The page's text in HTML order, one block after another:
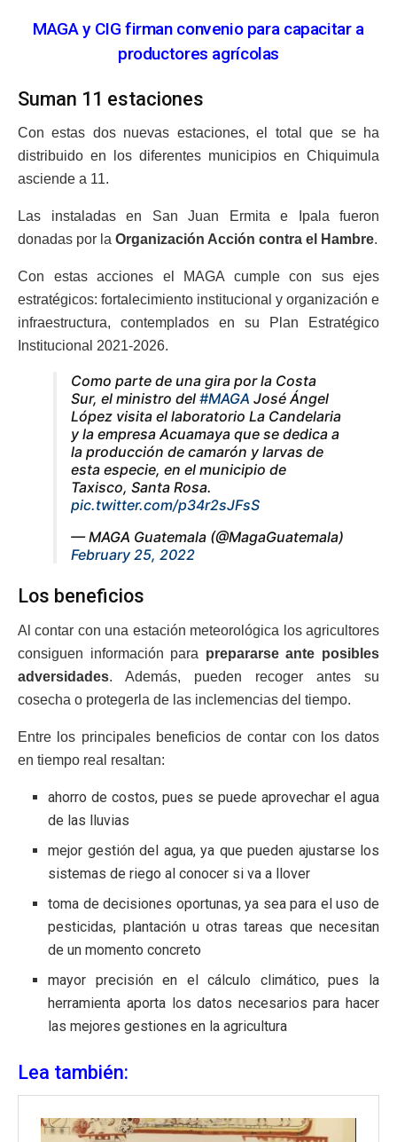
MAGA y CIG firman convenio para capacitar a
productores agrícolas
Suman 11 estaciones
Con estas dos nuevas estaciones, el total que se ha
distribuido en los diferentes municipios en Chiquimula
asciende a 11.
Las instaladas en San Juan Ermita e Ipala fueron
donadas por la Organización Acción contra el Hambre.
Con estas acciones el MAGA cumple con sus ejes
estratégicos: fortalecimiento institucional y organización e
infraestructura, contemplados en su Plan Estratégico
Institucional 2021-2026.
Como parte de una gira por la Costa
Sur, el ministro del #MAGA José Ángel
López visita el laboratorio La Candelaria
y la empresa Acuamaya que se dedica a
la producción de camarón y larvas de
esta especie, en el municipio de
Taxisco, Santa Rosa.
pic.twitter.com/p34r2sJFsS
— MAGA Guatemala (@MagaGuatemala)
February 25, 2022
Los beneficios
Al contar con una estación meteorológica los agricultores
consiguen información para prepararse ante posibles
adversidades. Además, pueden recoger antes su
cosecha o protegerla de las inclemencias del tiempo.
Entre los principales beneficios de contar con los datos
en tiempo real resaltan:
ahorro de costos, pues se puede aprovechar el agua
de las lluvias
mejor gestión del agua, ya que pueden ajustarse los
sistemas de riego al conocer si va a llover
toma de decisiones oportunas, ya sea para el uso de
pesticidas, plantación u otras tareas que necesitan
de un momento concreto
mayor precisión en el cálculo climático, pues la
herramienta aporta los datos necesarios para hacer
las mejores gestiones en la agricultura
Lea también: